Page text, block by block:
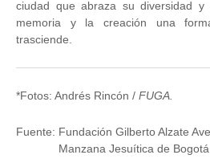
ciudad que abraza su diversidad
memoria y la creación una
trasciende.
*Fotos: Andrés Rincón / FUGA.
Fuente: Fundación Gilberto Alzate
Manzana Jesuítica de